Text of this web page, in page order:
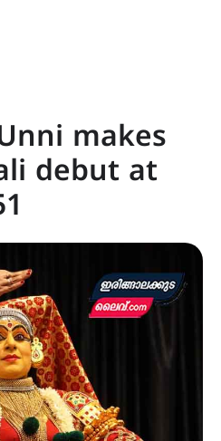
makes
debut at